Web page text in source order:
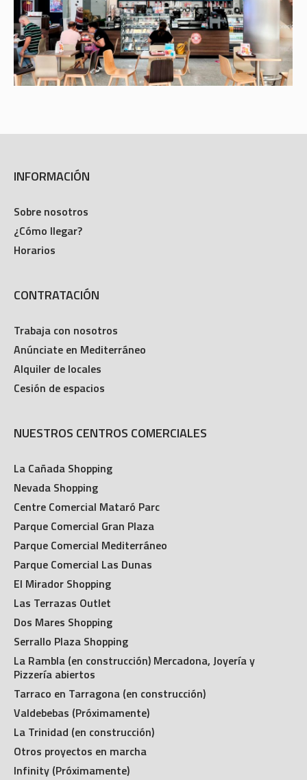
INFORMACIÓN
Sobre nosotros
¿Cómo llegar?
Horarios
CONTRATACIÓN
Trabaja con nosotros
Anúnciate en Mediterráneo
Alquiler de locales
Cesión de espacios
NUESTROS CENTROS COMERCIALES
La Cañada Shopping
Nevada Shopping
Centre Comercial Mataró Parc
Parque Comercial Gran Plaza
Parque Comercial Mediterráneo
Parque Comercial Las Dunas
El Mirador Shopping
Las Terrazas Outlet
Dos Mares Shopping
Serrallo Plaza Shopping
La Rambla (en construcción) Mercadona, Joyería y
Pizzería abiertos
Tarraco en Tarragona (en construcción)
Valdebebas (Próximamente)
La Trinidad (en construcción)
Otros proyectos en marcha
Infinity (Próximamente)